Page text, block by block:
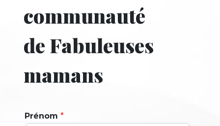
communauté
de Fabuleuses
mamans
Prénom *